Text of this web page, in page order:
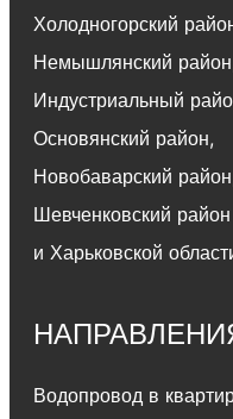
Холодногорский
Немышлянский
Индустриальный
Основянский район,
Новобаварский район
Шевченковский район
и Харьковской
Водопровод в